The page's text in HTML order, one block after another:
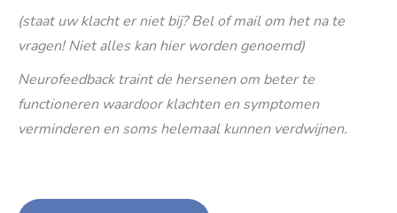
(staat uw klacht er niet bij? Bel of mail om het na te
vragen! Niet alles kan hier worden genoemd)
Neurofeedback traint de hersenen om beter te
functioneren waardoor klachten en symptomen
verminderen en soms helemaal kunnen verdwijnen.